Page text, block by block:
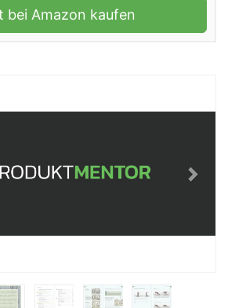
bei Amazon kaufen